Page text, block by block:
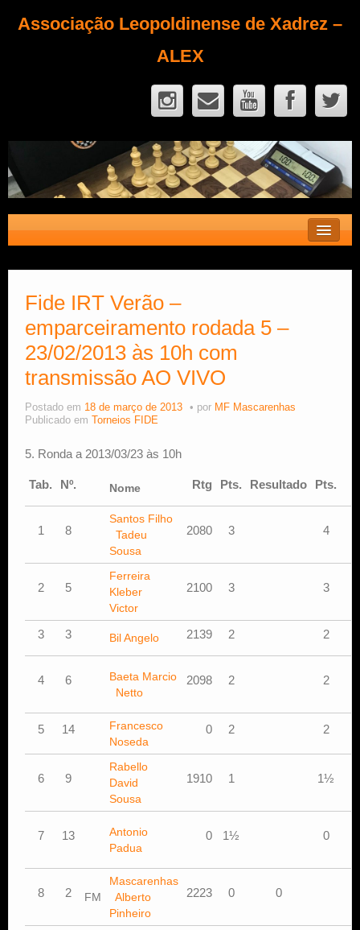
Associação Leopoldinense de Xadrez –
ALEX
Fique Sócio
Quem Somos?
Calendário
Fide IRT Verão –
emparceiramento rodada 5 –
23/02/2013 às 10h com
transmissão AO VIVO
Postado em 18 de março de 2013 por MF Mascarenhas
Publicado em
Torneios FIDE
5. Ronda a 2013/03/23 às 10h
Tab. Nº. Nome Rtg Pts. Resultado Pts.
1 8
Santos Filho
Tadeu
Sousa
2080 3 4
2 5
Ferreira
Kleber
Victor
2100 3 3
3 3 Bil Angelo 2139 2 2
4 6
Baeta Marcio
Netto
2098 2 2
5 14
Francesco
Noseda
0 2 2
6 9
Rabello
David
Sousa
1910 1 1½
7 13
Antonio
Padua
0 1½ 0
8 2 FM
Mascarenhas
Alberto
Pinheiro
2223 0 0